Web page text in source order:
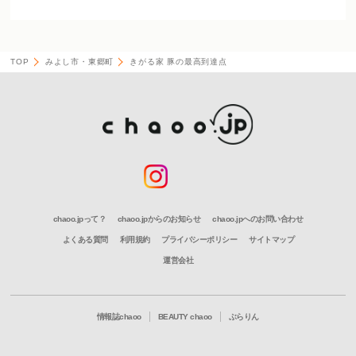
TOP みよし市・東郷町 きがる家 豚の最高到達点
chaoo.jpって？ chaoo.jpからのお知らせ chaoo.jpへのお問い合わせ
よくある質問 利用規約 プライバシーポリシー サイトマップ
運営会社
情報誌chaoo BEAUTY chaoo ぶらりん